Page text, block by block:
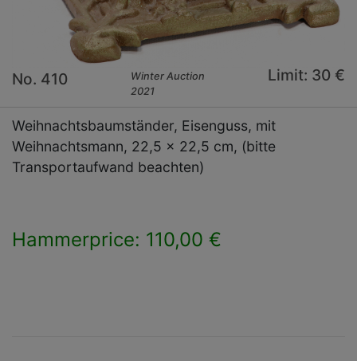
No. 410
Winter Auction
2021
Limit: 30 €
Weihnachtsbaumständer, Eisenguss, mit
Weihnachtsmann, 22,5 x 22,5 cm, (bitte
Transportaufwand beachten)
Hammerprice: 110,00 €